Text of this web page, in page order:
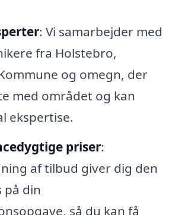
: Vi samarbejder med
fra Holstebro,
og omegn, der
med området og kan
ekspertise.
priser:
af tilbud giver dig den
på din
så du kan få